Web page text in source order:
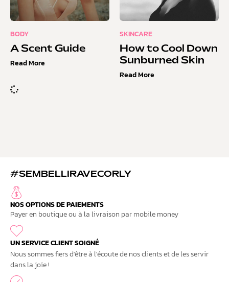
BODY
A Scent Guide
Read More
SKINCARE
How to Cool Down
Sunburned Skin
Read More
#SEMBELLIRAVECORLY
NOS OPTIONS DE PAIEMENTS
Payer en boutique ou à la livraison par mobile money
UN SERVICE CLIENT SOIGNÉ
Nous sommes fiers d'être à l'écoute de nos clients et de les servir
dans la joie !